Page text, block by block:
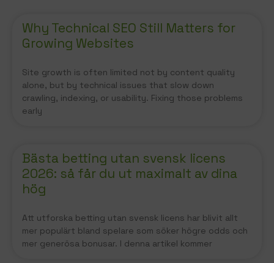
Why Technical SEO Still Matters for
Growing Websites
Site growth is often limited not by content quality
alone, but by technical issues that slow down
crawling, indexing, or usability. Fixing those problems
early
Bästa betting utan svensk licens
2026: så får du ut maximalt av dina
hög
Att utforska betting utan svensk licens har blivit allt
mer populärt bland spelare som söker högre odds och
mer generösa bonusar. I denna artikel kommer